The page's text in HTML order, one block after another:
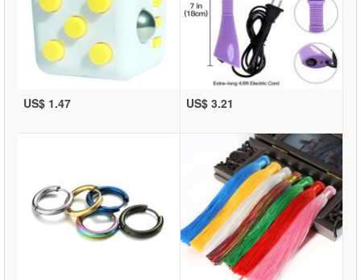
US$ 1.47 US$ 3.21